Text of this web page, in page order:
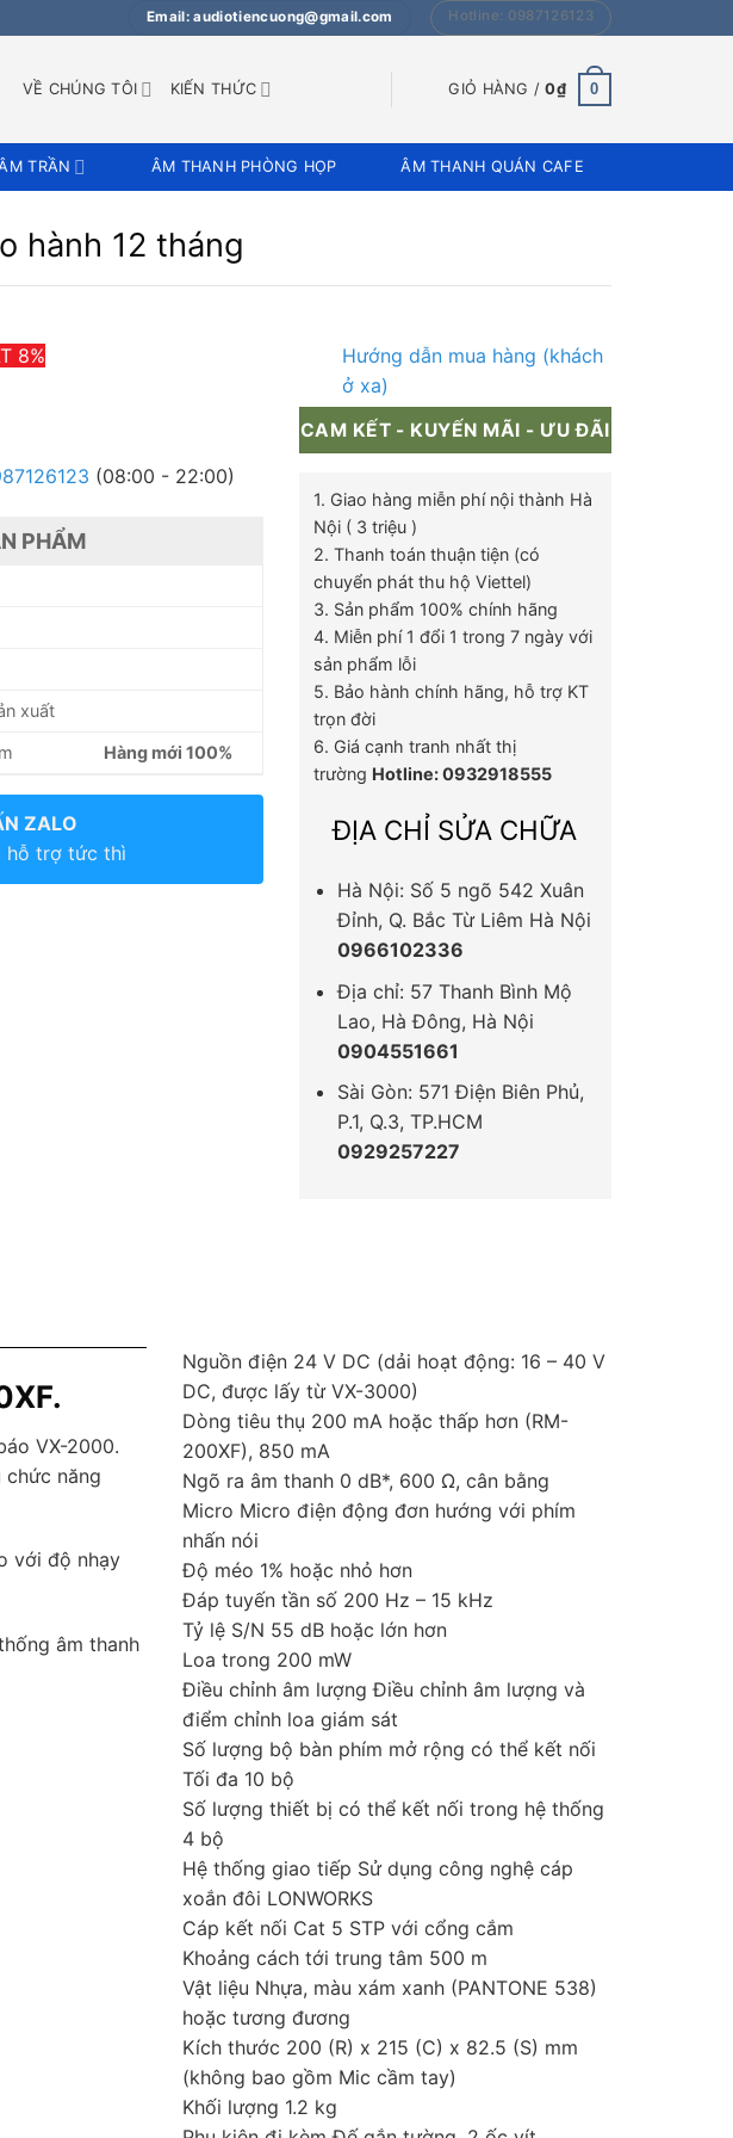
Email: audiotiencuong@gmail.com Hotline: 0987126123
VỀ CHÚNG TÔI KIẾN THỨC GIỎ HÀNG /0₫ 0
TRẦN ÂM THANH PHÒNG HỌP ÂM THANH QUÁN CAFE
hành 12 tháng
8%
(08:00 - 22:00)
PHẨM
xuất
Hàng mới 100%
ZALO
hỗ trợ tức thì
Hướng dẫn mua hàng (khách
ở xa)
CAM KẾT - KUYẾN MÃI - ƯU ĐÃI
1. Giao hàng miễn phí nội thành Hà
Nội ( 3 triệu )
2. Thanh toán thuận tiện (có
chuyển phát thu hộ Viettel)
3. Sản phẩm 100% chính hãng
4. Miễn phí 1 đổi 1 trong 7 ngày với
sản phẩm lỗi
5. Bảo hành chính hãng, hỗ trợ KT
trọn đời
6. Giá cạnh tranh nhất thị
trường Hotline: 0932918555
ĐỊA CHỈ SỬA CHỮA
Hà Nội: Số 5 ngõ 542 Xuân
Đỉnh, Q. Bắc Từ Liêm Hà Nội
0966102336
Địa chỉ: 57 Thanh Bình Mộ
Lao, Hà Đông, Hà Nội
0904551661
Sài Gòn: 571 Điện Biên Phủ,
P.1, Q.3, TP.HCM
0929257227
VX-2000.
năng
với độ nhạy
âm thanh
Nguồn điện 24 V DC (dải hoạt động: 16 – 40 V
DC, được lấy từ VX-3000)
Dòng tiêu thụ 200 mA hoặc thấp hơn (RM-
200XF), 850 mA
Ngõ ra âm thanh 0 dB*, 600 Ω, cân bằng
Micro Micro điện động đơn hướng với phím
nhấn nói
Độ méo 1% hoặc nhỏ hơn
Đáp tuyến tần số 200 Hz – 15 kHz
Tỷ lệ S/N 55 dB hoặc lớn hơn
Loa trong 200 mW
Điều chỉnh âm lượng Điều chỉnh âm lượng và
điểm chỉnh loa giám sát
Số lượng bộ bàn phím mở rộng có thể kết nối
Tối đa 10 bộ
Số lượng thiết bị có thể kết nối trong hệ thống
4 bộ
Hệ thống giao tiếp Sử dụng công nghệ cáp
xoắn đôi LONWORKS
Cáp kết nối Cat 5 STP với cổng cắm
Khoảng cách tới trung tâm 500 m
Vật liệu Nhựa, màu xám xanh (PANTONE 538)
hoặc tương đương
Kích thước 200 (R) x 215 (C) x 82.5 (S) mm
(không bao gồm Mic cầm tay)
Khối lượng 1.2 kg